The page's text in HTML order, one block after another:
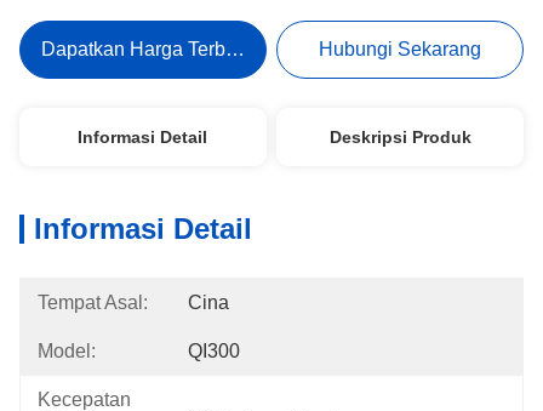
Dapatkan Harga Terbaik Hubungi Sekarang
Informasi Detail Deskripsi Produk
Informasi Detail
Tempat Asal: Cina
Model: QI300
Kecepatan